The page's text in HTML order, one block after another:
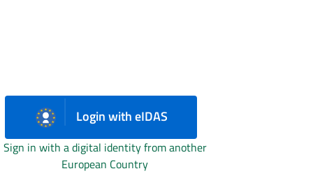
Login with eIDAS
Sign in with a digital identity from another
European Country